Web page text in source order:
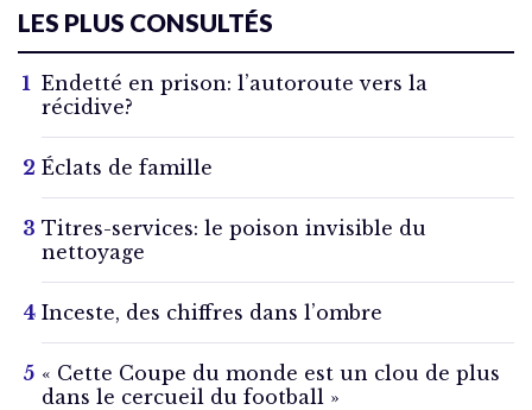
LES PLUS CONSULTÉS
Endetté en prison: l’autoroute vers la
récidive?
Éclats de famille
Titres-services: le poison invisible du
nettoyage
Inceste, des chiffres dans l’ombre
« Cette Coupe du monde est un clou de plus
dans le cercueil du football »